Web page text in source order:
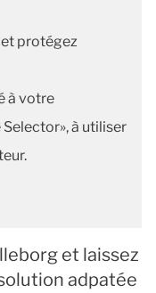
protégez
à votre
à utiliser
et laissez
adpatée